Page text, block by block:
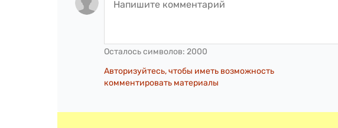
Осталось символов: 2000
Авторизуйтесь, чтобы иметь возможность
комментировать материалы